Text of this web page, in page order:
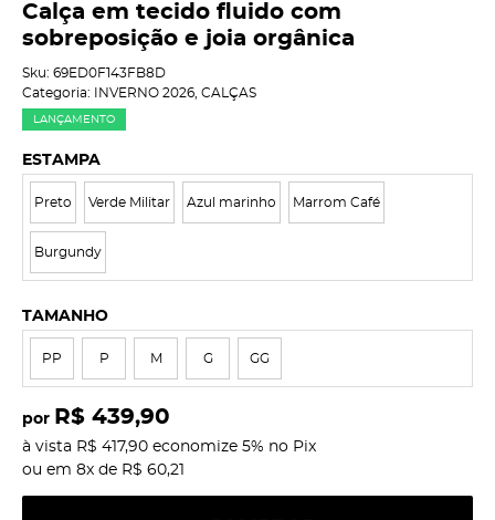
Calça em tecido fluido com
sobreposição e joia orgânica
Sku: 69ED0F143FB8D
Categoria:
INVERNO 2026 CALÇAS
LANÇAMENTO
ESTAMPA
Preto Verde Militar Azul marinho Marrom Café
Burgundy
TAMANHO
PP P M G GG
por R$ 439,90
à vista R$ 417,90 economize 5% no Pix
ou em 8x de R$ 60,21